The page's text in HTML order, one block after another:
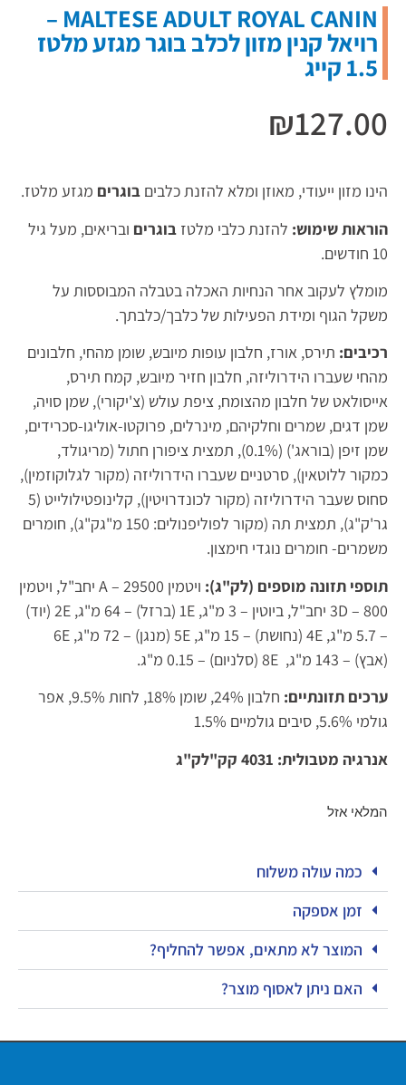
MALTESE ADULT ROYAL CANIN –
רויאל קנין מזון לכלב בוגר מגזע מלטז
1.5 קייג
₪127.00
הינו מזון ייעודי, מאוזן ומלא להזנת כלבים בוגרים מגזע מלטז.
הוראות שימוש: להזנת כלבי מלטז בוגרים ובריאים, מעל גיל
10 חודשים.
מומלץ לעקוב אחר הנחיות האכלה בטבלה המבוססות על
משקל הגוף ומידת הפעילות של כלבך/כלבתך.
רכיבים: תירס, אורז, חלבון עופות מיובש, שומן מהחי, חלבונים
מהחי שעברו הידרוליזה, חלבון חזיר מיובש, קמח תירס,
אייסולאט של חלבון מהצומח, ציפת עולש (צ'יקורי), שמן סויה,
שמן דגים, שמרים וחלקיהם, מינרלים, פרוקטו-אוליגו-סכרידים,
שמן זיפן (בוראג') (0.1%), תמצית ציפורן חתול (מריגולד,
כמקור ללוטאין), סרטניים שעברו הידרוליזה (מקור לגלוקוזמין),
סחוס שעבר הידרוליזה (מקור לכונדרויטין), קלינופטילולייט (5
גר'ק"ג), תמצית תה (מקור לפוליפנולים: 150 מ"גק"ג), חומרים
משמרים- חומרים נוגדי חימצון.
תוספי תזונה מוספים (לק"ג):
ויטמין A – 29500 יחב"ל, ויטמין
3D – 800 יחב"ל, ביוטין – 3 מ"ג, 1E (ברזל) – 64 מ"ג, 2E (יוד)
– 5.7 מ"ג, 4E (נחושת) – 15 מ"ג, 5E (מנגן) – 72 מ"ג, 6E
(אבץ) – 143 מ"ג, 8E (סלניום) – 0.15 מ"ג.
ערכים תזונתיים:
חלבון 24%, שומן 18%, לחות 9.5%, אפר
גולמי 5.6%, סיבים גולמיים 1.5%
אנרגיה מטבולית: 4031 קק"לק"ג
המלאי אזל
כמה עולה משלוח
זמן אספקה
המוצר לא מתאים, אפשר להחליף?
האם ניתן לאסוף מוצר?